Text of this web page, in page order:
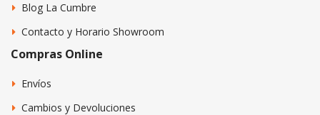
Blog La Cumbre
Contacto y Horario Showroom
Compras Online
Envíos
Cambios y Devoluciones